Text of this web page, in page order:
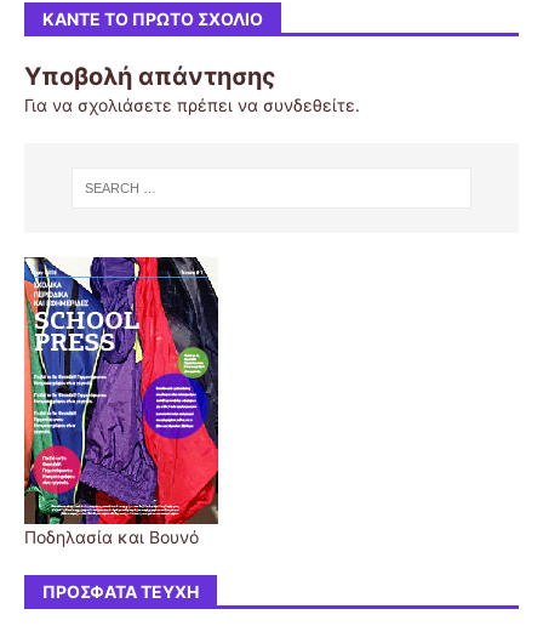
ΚΆΝΤΕ ΤΟ ΠΡΏΤΟ ΣΧΌΛΙΟ
Υποβολή απάντησης
Για να σχολιάσετε πρέπει να συνδεθείτε.
Ποδηλασία και Βουνό
ΠΡΌΣΦΑΤΑ ΤΕΎΧΗ